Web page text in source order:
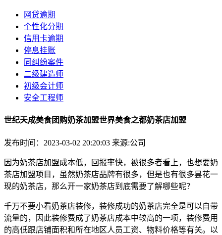
网贷逾期
个性化分期
信用卡逾期
停息挂账
同纠纷案件
二级建造师
初级会计师
安全工程师
世纪天成美食团购奶茶加盟世界美食之都奶茶店加盟
发布时间：2023-03-02 20:20:03 来源:公司
因为奶茶店加盟成本低，回报率快，被很多者看上，也想要奶
茶店加盟项目，虽然奶茶店品牌有很多，但是也有很多昙花一
现的奶茶店，那么开一家奶茶店到底需要了解哪些呢？
千万不要小看奶茶店装修，装修成功的奶茶店完全是可以自带
流量的，因此装修费成了奶茶店成本中较高的一项，装修费用
的高低跟店铺面积和所在地区人员工资、物料价格等有关。以